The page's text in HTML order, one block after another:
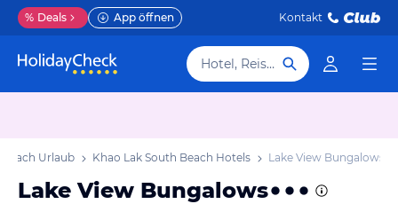
% Deals App öffnen Kontakt
Hotel, Reiseziel
Urlaub Khao Lak South Beach Hotels Lake View Bungalows
Lake View Bungalows